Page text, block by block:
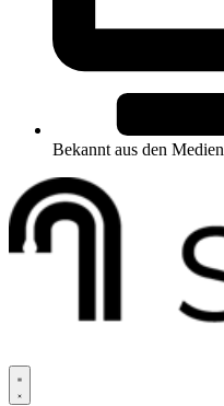
Bekannt aus den Medien